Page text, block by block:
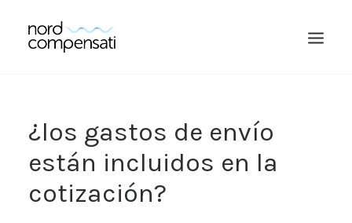
¿los gastos de envío
están incluidos en la
cotización?